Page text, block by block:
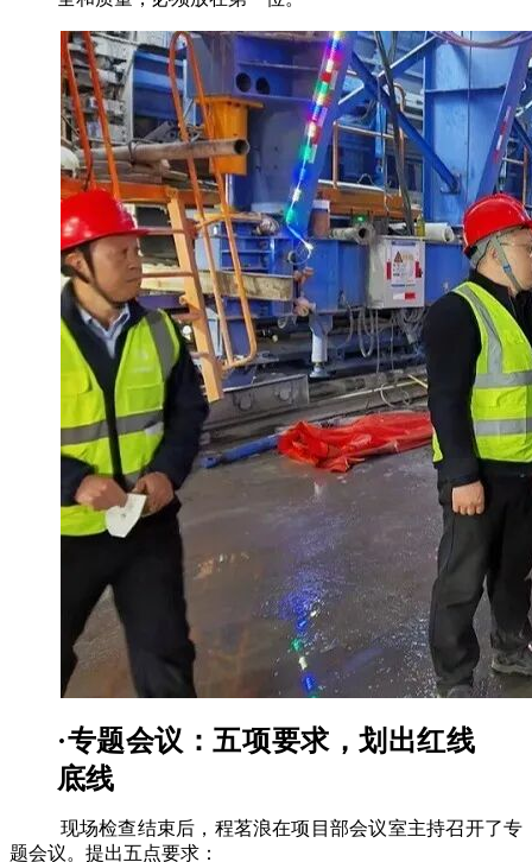
·专题会议：五项要求，划出红线
底线
现场检查结束后，程茗浪在项目部会议室主持召开了专
题会议。提出五点要求：